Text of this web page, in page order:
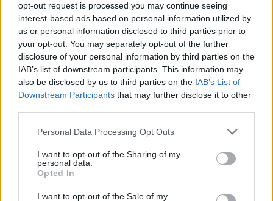
opt-out request is processed you may continue seeing
interest-based ads based on personal information utilized by
us or personal information disclosed to third parties prior to
your opt-out. You may separately opt-out of the further
disclosure of your personal information by third parties on the
IAB’s list of downstream participants. This information may
also be disclosed by us to third parties on the IAB’s List of
Downstream Participants that may further disclose it to other
Please note that this website/app uses one or more Google
not limited to your visit or usage behaviour. You may click to
grant or deny consent to Google and its third-party tags to
use your data for below specified purposes in below Google
consent section.
Personal Data Processing Opt Outs
I want to opt-out of the Sharing of my
personal data.
Opted In
I want to opt-out of the Sale of my
FLASH FOCUS